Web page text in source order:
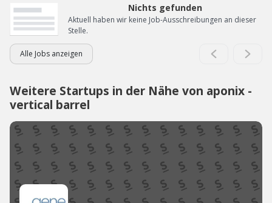
Nichts gefunden
Aktuell haben wir keine Job-Ausschreibungen an dieser
Stelle.
Alle Jobs anzeigen
Weitere Startups in der Nähe von aponix -
vertical barrel